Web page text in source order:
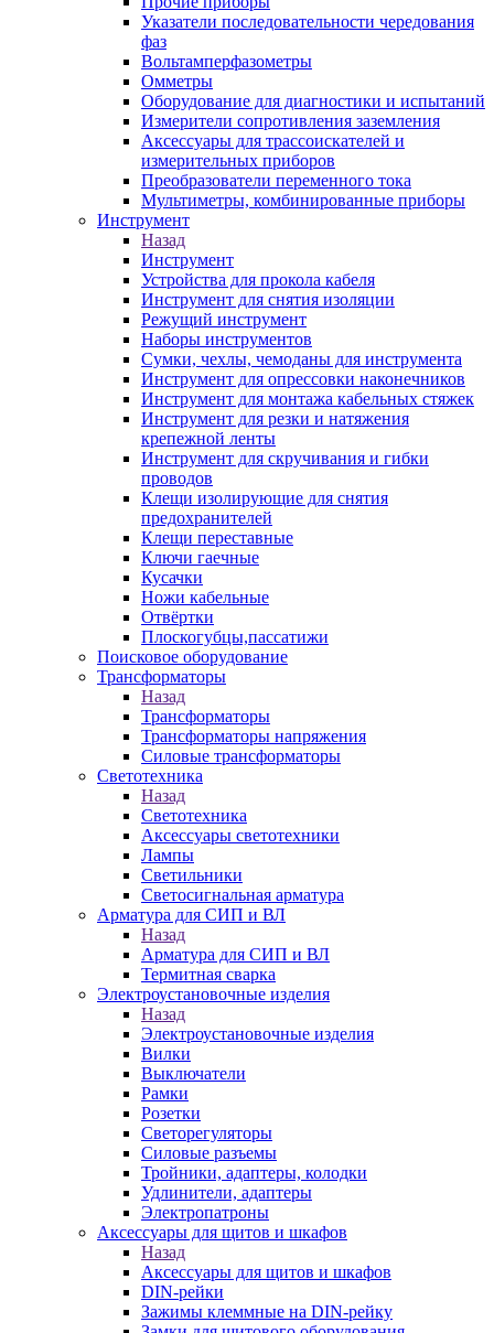
Указатели последовательности чередования
фаз
Вольтамперфазометры
Омметры
Оборудование для диагностики и испытаний
Измерители сопротивления заземления
Аксессуары для трассоискателей и
измерительных приборов
Преобразователи переменного тока
Мультиметры, комбинированные приборы
Инструмент
Назад
Инструмент
Устройства для прокола кабеля
Инструмент для снятия изоляции
Режущий инструмент
Наборы инструментов
Сумки, чехлы, чемоданы для инструмента
Инструмент для опрессовки наконечников
Инструмент для монтажа кабельных стяжек
Инструмент для резки и натяжения
крепежной ленты
Инструмент для скручивания и гибки
проводов
Клещи изолирующие для снятия
предохранителей
Клещи переставные
Ключи гаечные
Кусачки
Ножи кабельные
Отвёртки
Плоскогубцы,пассатижи
Поисковое оборудование
Трансформаторы
Назад
Трансформаторы
Трансформаторы напряжения
Силовые трансформаторы
Светотехника
Назад
Светотехника
Аксессуары светотехники
Лампы
Светильники
Светосигнальная арматура
Арматура для СИП и ВЛ
Назад
Арматура для СИП и ВЛ
Термитная сварка
Электроустановочные изделия
Назад
Электроустановочные изделия
Вилки
Выключатели
Рамки
Розетки
Светорегуляторы
Силовые разъемы
Тройники, адаптеры, колодки
Удлинители, адаптеры
Электропатроны
Аксессуары для щитов и шкафов
Назад
Аксессуары для щитов и шкафов
DIN-рейки
Зажимы клеммные на DIN-рейку